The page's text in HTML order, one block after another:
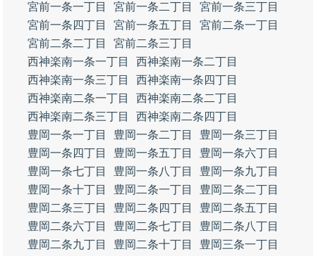
宮前一条一丁目
宮前一条二丁目
宮前一条三丁目
宮前一条四丁目
宮前一条五丁目
宮前二条一丁目
宮前二条二丁目
宮前二条三丁目
西神楽南一条一丁目
西神楽南一条二丁目
西神楽南一条三丁目
西神楽南一条四丁目
西神楽南二条一丁目
西神楽南二条二丁目
西神楽南二条三丁目
西神楽南二条四丁目
豊岡一条一丁目
豊岡一条二丁目
豊岡一条三丁目
豊岡一条四丁目
豊岡一条五丁目
豊岡一条六丁目
豊岡一条七丁目
豊岡一条八丁目
豊岡一条九丁目
豊岡一条十丁目
豊岡二条一丁目
豊岡二条二丁目
豊岡二条三丁目
豊岡二条四丁目
豊岡二条五丁目
豊岡二条六丁目
豊岡二条七丁目
豊岡二条八丁目
豊岡二条九丁目
豊岡二条十丁目
豊岡三条一丁目